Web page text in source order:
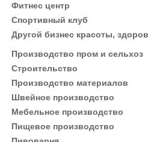
Фитнес центр
Спортивный клуб
Другой бизнес красоты,
Производство пром и сельхоз
Строительство
Производство материалов
Швейное производство
Мебельное производство
Пищевое производство